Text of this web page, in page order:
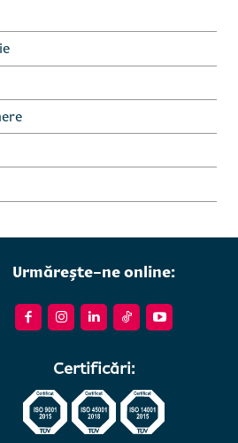
Urmărește-ne online:
Certificări: